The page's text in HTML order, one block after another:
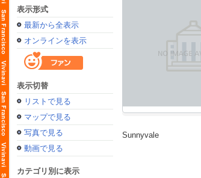
表示形式
最新から全表示
オンラインを表示
表示切替
リストで見る
マップで見る
写真で見る
動画で見る
カテゴリ別に表示
Sunnyvale